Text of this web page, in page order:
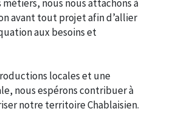
métiers, nous nous attachons à
avant tout projet afin d’allier
aux besoins et
locales et une
nous espérons contribuer à
notre territoire Chablaisien.